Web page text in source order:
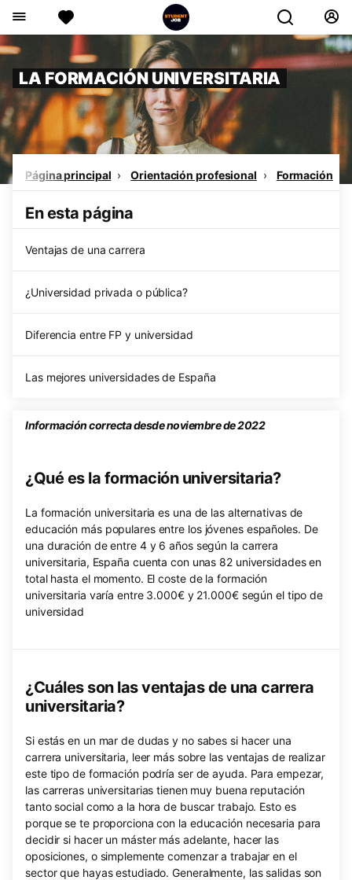
LA FORMACIÓN UNIVERSITARIA
Página principal Orientación profesional Formación
En esta página
Ventajas de una carrera
¿Universidad privada o pública?
Diferencia entre FP y universidad
Las mejores universidades de España
Información correcta desde noviembre de 2022
¿Qué es la formación universitaria?
La formación universitaria es una de las alternativas de
educación más populares entre los jóvenes españoles. De
una duración de entre 4 y 6 años según la carrera
universitaria, España cuenta con unas 82 universidades en
total hasta el momento. El coste de la formación
universitaria varía entre 3.000€ y 21.000€ según el tipo de
universidad
¿Cuáles son las ventajas de una carrera
universitaria?
Si estás en un mar de dudas y no sabes si hacer una
carrera universitaria, leer más sobre las ventajas de realizar
este tipo de formación podría ser de ayuda. Para empezar,
las carreras universitarias tienen muy buena reputación
tanto social como a la hora de buscar trabajo. Esto es
porque se te proporciona con la educación necesaria para
decidir si hacer un máster más adelante, hacer las
oposiciones, o simplemente comenzar a trabajar en el
sector que hayas estudiado. Generalmente, las salidas son